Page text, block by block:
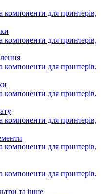
та інше